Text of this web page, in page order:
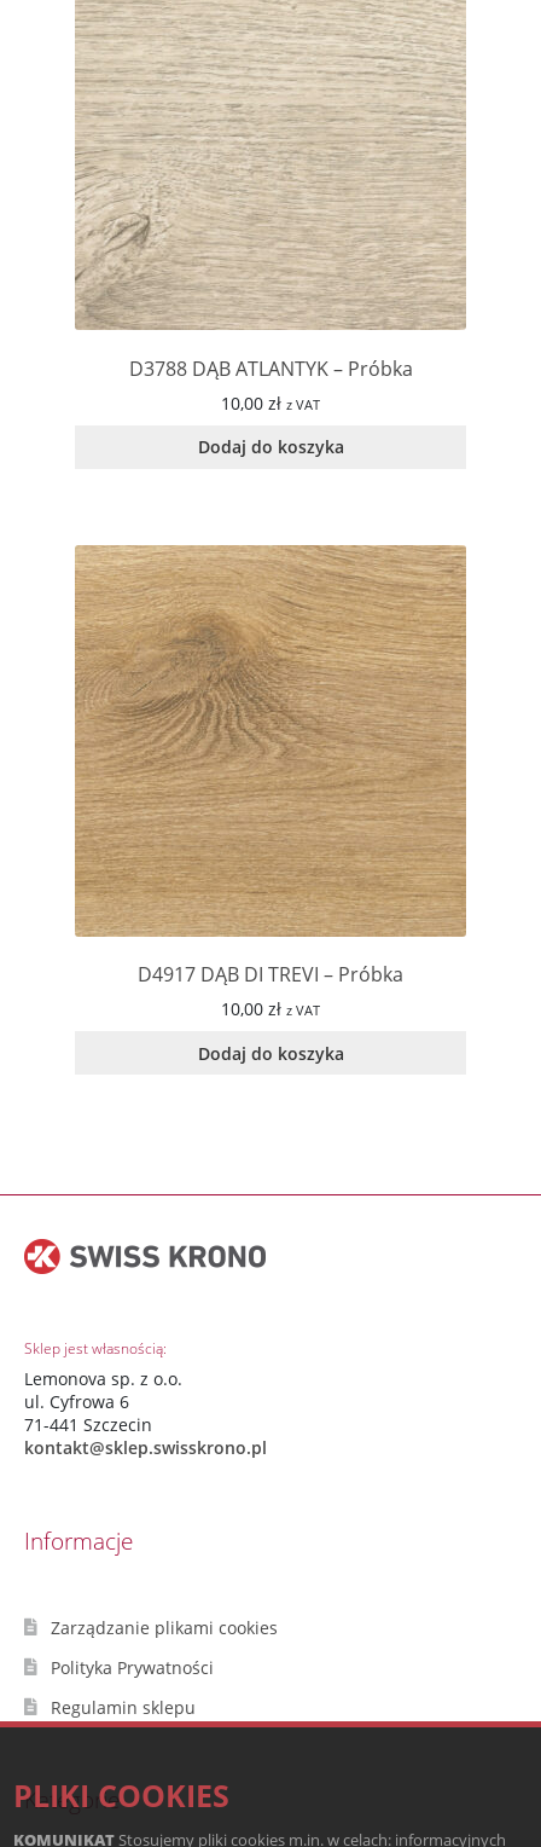
D3788 DĄB ATLANTYK – Próbka
10,00 zł z VAT
Dodaj do koszyka
D4917 DĄB DI TREVI – Próbka
10,00 zł z VAT
Dodaj do koszyka
Sklep jest własnością:
Lemonova sp. z o.o.
ul. Cyfrowa 6
71-441 Szczecin
kontakt@sklep.swisskrono.pl
Informacje
Zarządzanie plikami cookies
Polityka Prywatności
Regulamin sklepu
Kategorie
PLIKI COOKIES
KOMUNIKATStosujemy pliki cookies m.in. w celach: informacyjnych